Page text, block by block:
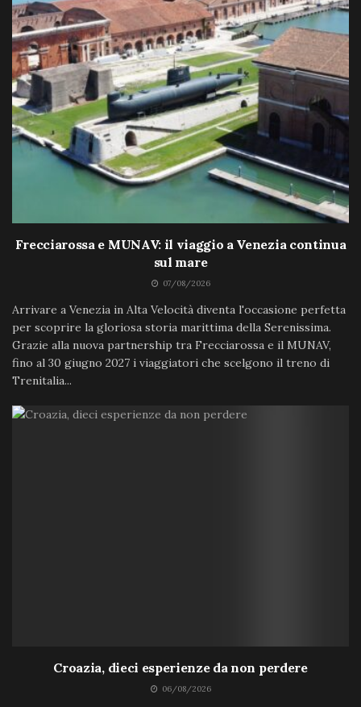
Frecciarossa e MUNAV: il viaggio a Venezia continua
sul mare
07/08/2026
Arrivare a Venezia in Alta Velocità diventa l'occasione perfetta
per scoprire la gloriosa storia marittima della Serenissima.
Grazie alla nuova partnership tra Frecciarossa e il MUNAV,
fino al 30 giugno 2027 i viaggiatori che scelgono il treno di
Trenitalia...
Croazia, dieci esperienze da non perdere
06/08/2026